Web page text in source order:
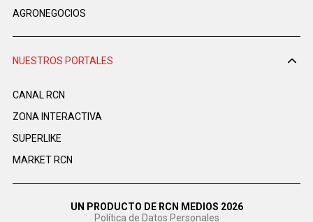
AGRONEGOCIOS
NUESTROS PORTALES
CANAL RCN
ZONA INTERACTIVA
SUPERLIKE
MARKET RCN
UN PRODUCTO DE RCN MEDIOS 2026
Política de Datos Personales